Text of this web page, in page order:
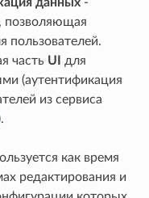
позволяющая
пользователей.
часть UI для
(аутентификация
из сервиса
как время
редактирования и